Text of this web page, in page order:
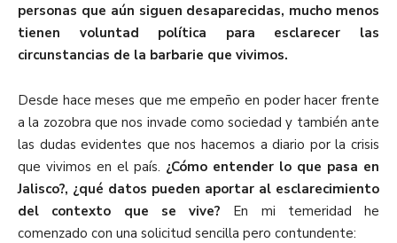
personas que aún siguen desaparecidas, mucho menos
tienen voluntad política para esclarecer las
circunstancias de la barbarie que vivimos.
Desde hace meses que me empeño en poder hacer frente
a la zozobra que nos invade como sociedad y también ante
las dudas evidentes que nos hacemos a diario por la crisis
que vivimos en el país. ¿Cómo entender lo que pasa en
Jalisco?, ¿qué datos pueden aportar al esclarecimiento
del contexto que se vive? En mi temeridad he
comenzado con una solicitud sencilla pero contundente: